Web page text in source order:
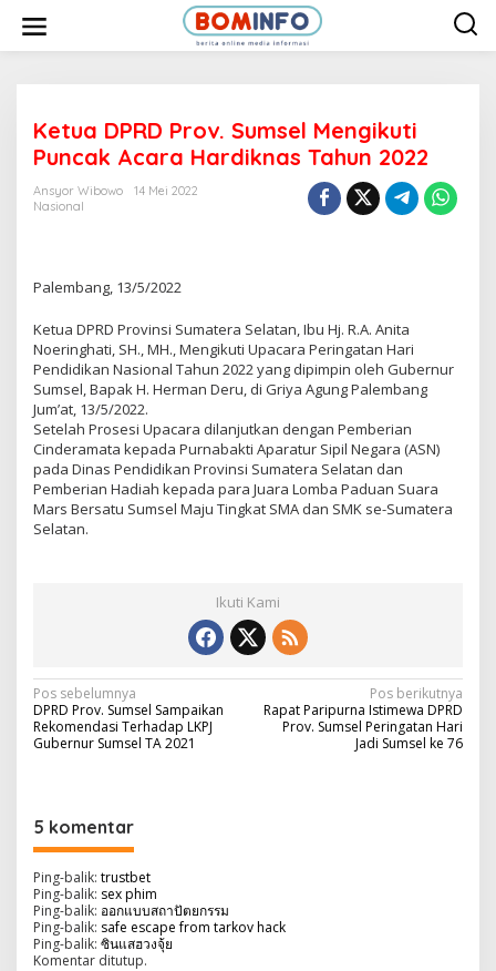
Ketua DPRD Prov. Sumsel Mengikuti
Puncak Acara Hardiknas Tahun 2022
Ansyor Wibowo
14 Mei 2022
Nasional
Palembang, 13/5/2022
Ketua DPRD Provinsi Sumatera Selatan, Ibu Hj. R.A. Anita
Noeringhati, SH., MH., Mengikuti Upacara Peringatan Hari
Pendidikan Nasional Tahun 2022 yang dipimpin oleh Gubernur
Sumsel, Bapak H. Herman Deru, di Griya Agung Palembang
Jum’at, 13/5/2022.
Setelah Prosesi Upacara dilanjutkan dengan Pemberian
Cinderamata kepada Purnabakti Aparatur Sipil Negara (ASN)
pada Dinas Pendidikan Provinsi Sumatera Selatan dan
Pemberian Hadiah kepada para Juara Lomba Paduan Suara
Mars Bersatu Sumsel Maju Tingkat SMA dan SMK se-Sumatera
Selatan.
Ikuti Kami
N
a
g
a
s
i
p
Pos sebelumnya
DPRD Prov. Sumsel Sampaikan
Rekomendasi Terhadap LKPJ
Gubernur Sumsel TA 2021
Pos berikutnya
Rapat Paripurna Istimewa DPRD
Prov. Sumsel Peringatan Hari
Jadi Sumsel ke 76
5 komentar
Ping-balik: trustbet
Ping-balik: sex phim
Ping-balik: ออกแบบสถาปัตยกรรม
Ping-balik: safe escape from tarkov hack
Ping-balik: ซินแสฮวงจุ้ย
Komentar ditutup.